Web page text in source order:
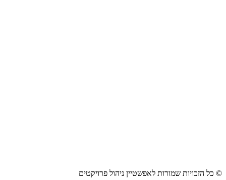
© כל הזכויות שמורות לאפשטיין ניהול פרויקטים